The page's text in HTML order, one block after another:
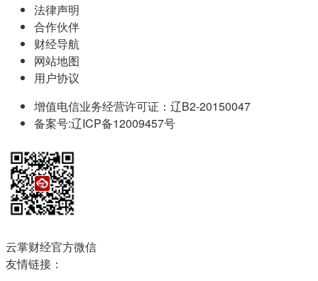
法律声明
合作伙伴
财经导航
网站地图
用户协议
增值电信业务经营许可证：辽B2-20150047
备案号:辽ICP备12009457号
云掌财经官方微信
友情链接：